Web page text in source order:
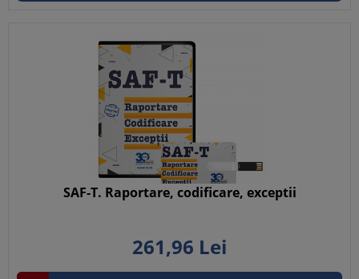
SAF-T. Raportare, codificare, exceptii
261,96 Lei